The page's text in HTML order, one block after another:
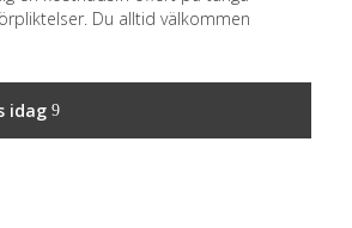
Du alltid välkommen
idag